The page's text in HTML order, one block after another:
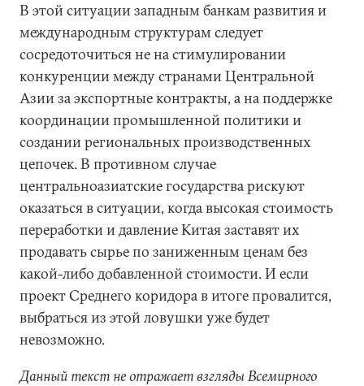
В этой ситуации западным банкам развития и
международным структурам следует
сосредоточиться не на стимулировании
конкуренции между странами Центральной
Азии за экспортные контракты, а на поддержке
координации промышленной политики и
создании региональных производственных
цепочек. В противном случае
центральноазиатские государства рискуют
оказаться в ситуации, когда высокая стоимость
переработки и давление Китая заставят их
продавать сырье по заниженным ценам без
какой-либо добавленной стоимости. И если
проект Среднего коридора в итоге провалится,
выбраться из этой ловушки уже будет
невозможно.
Данный текст не отражает взгляды Всемирного